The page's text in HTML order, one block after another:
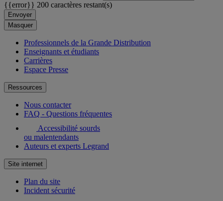
{{error}} 200 caractères restant(s)
Envoyer
Masquer
Professionnels de la Grande Distribution
Enseignants et étudiants
Carrières
Espace Presse
Ressources
Nous contacter
FAQ - Questions fréquentes
Accessibilité sourds
ou malentendants
Auteurs et experts Legrand
Site internet
Plan du site
Incident sécurité